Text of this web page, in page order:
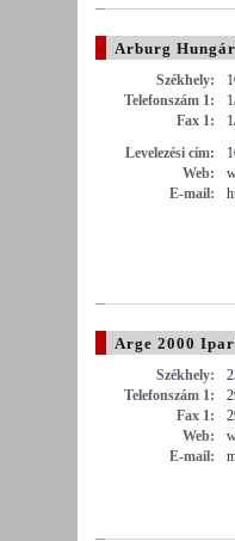
Arburg
Székhely:
Telefonszám 1:
Fax 1:
Levelezési cím:
Web:
E-mail:
Arge 2000
Székhely:
Telefonszám 1:
Fax 1:
Web:
E-mail: